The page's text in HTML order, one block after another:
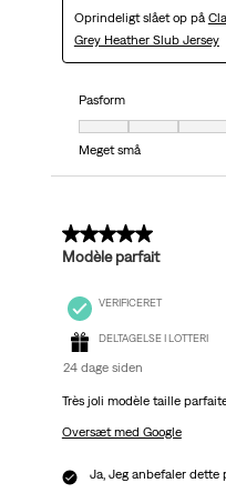
Oprindeligt slået op på
Grey Heather Slub Jersey
Pasform
Pasform, 4 ud af 7, hvor
Meget små
5 ud af 5 stjerner.
Modèle parfait
VERIFICERET
DELTAGELSE I LOTTERI
24 dage siden
Très joli modèle taille
Oversæt med Google
Ja, Jeg anbefaler dette